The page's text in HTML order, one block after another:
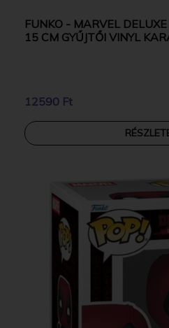
FUNKO - MARVEL
15 CM GYŰJTŐI VINYL
12590 Ft